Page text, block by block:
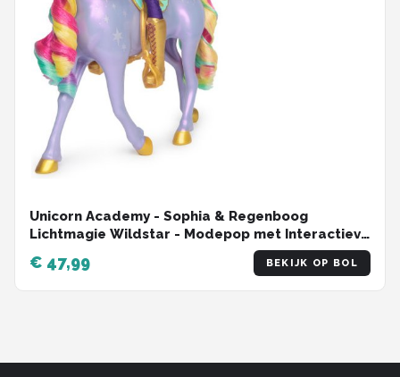
Unicorn Academy - Sophia & Regenboog
Lichtmagie Wildstar - Modepop met Interactieve
Eenhoorn met licht geluid en muziek
€ 47,99 BEKIJK OP BOL